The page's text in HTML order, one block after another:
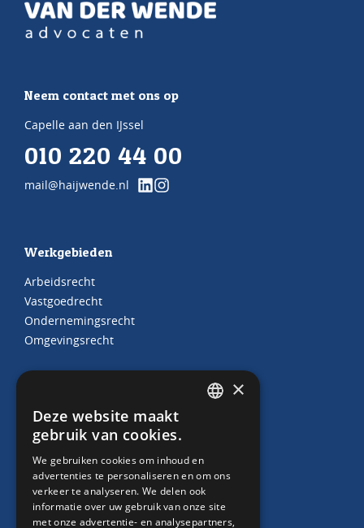
Neem contact met ons op
Capelle aan den IJssel
010 220 44 00
mail@haijwende.nl
Werkgebieden
Arbeidsrecht
Vastgoedrecht
Ondernemingsrecht
Omgevingsrecht
Juridische producten
Arbeidscontracten
HR Abonnement
Contract “thuiswerken”
Whitepaper Faillissement debiteur
×
Deze website maakt
gebruik van cookies.
We gebruiken cookies om inhoud en
advertenties te personaliseren en om ons
verkeer te analyseren. We delen ook
informatie over uw gebruik van onze site
met onze advertentie- en analysepartners,